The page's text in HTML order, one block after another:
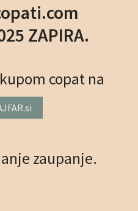
ZAPIRA.
copat na
zaupanje.